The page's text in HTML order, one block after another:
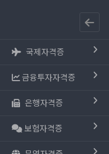
국제자격증
금융투자자격증
은행자격증
보험자격증